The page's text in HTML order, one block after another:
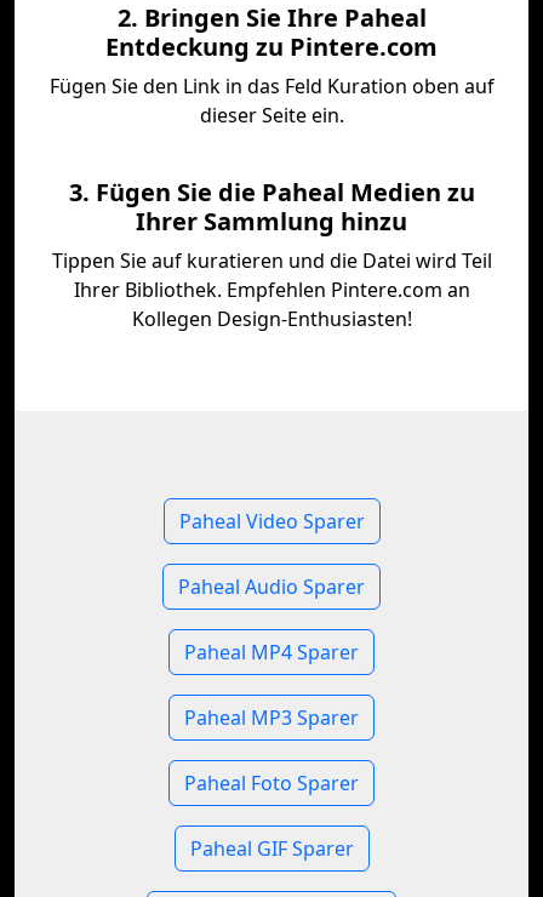
2. Bringen Sie Ihre Paheal
Entdeckung zu Pintere.com
Fügen Sie den Link in das Feld Kuration oben auf
dieser Seite ein.
3. Fügen Sie die Paheal Medien zu
Ihrer Sammlung hinzu
Tippen Sie auf kuratieren und die Datei wird Teil
Ihrer Bibliothek. Empfehlen Pintere.com an
Kollegen Design-Enthusiasten!
Paheal Video Sparer
Paheal Audio Sparer
Paheal MP4 Sparer
Paheal MP3 Sparer
Paheal Foto Sparer
Paheal GIF Sparer